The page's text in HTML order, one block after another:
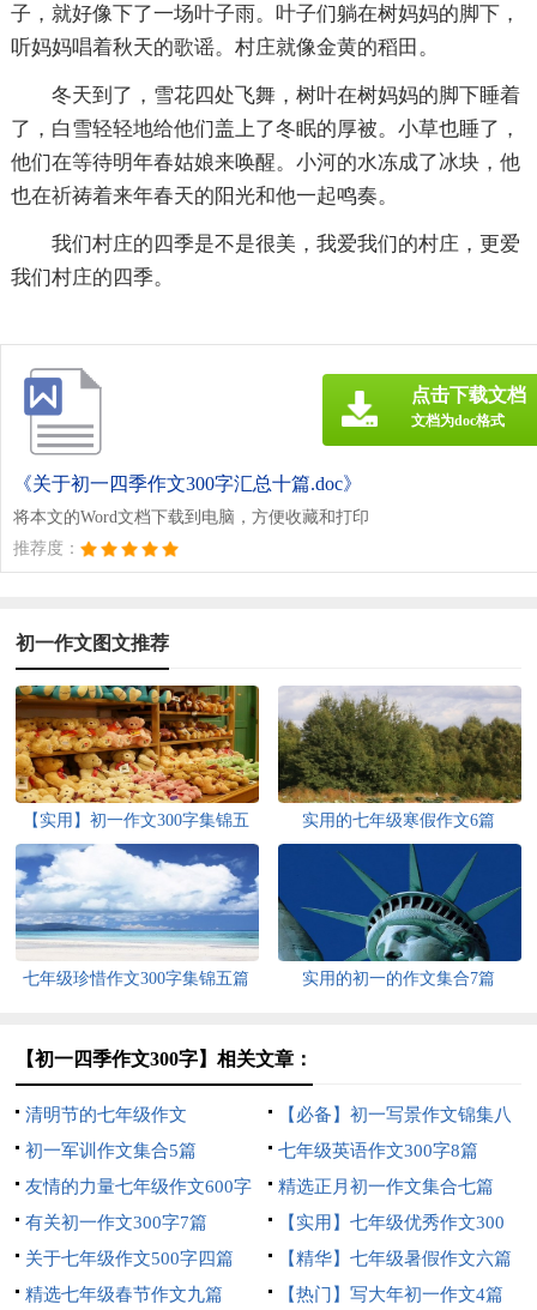
子，就好像下了一场叶子雨。叶子们躺在树妈妈的脚下，
听妈妈唱着秋天的歌谣。村庄就像金黄的稻田。
冬天到了，雪花四处飞舞，树叶在树妈妈的脚下睡着
了，白雪轻轻地给他们盖上了冬眠的厚被。小草也睡了，
他们在等待明年春姑娘来唤醒。小河的水冻成了冰块，他
也在祈祷着来年春天的阳光和他一起鸣奏。
我们村庄的四季是不是很美，我爱我们的村庄，更爱
我们村庄的四季。
《关于初一四季作文300字汇总十篇.doc》
将本文的Word文档下载到电脑，方便收藏和打印
推荐度：
点击下载文档
文档为doc格式
初一作文图文推荐
【实用】初一作文300字集锦五
篇
实用的七年级寒假作文6篇
七年级珍惜作文300字集锦五篇 实用的初一的作文集合7篇
【初一四季作文300字】相关文章：
清明节的七年级作文
【必备】初一写景作文锦集八
篇
初一军训作文集合5篇
七年级英语作文300字8篇
友情的力量七年级作文600字
精选正月初一作文集合七篇
有关初一作文300字7篇
【实用】七年级优秀作文300
字集锦6篇
关于七年级作文500字四篇
【精华】七年级暑假作文六篇
精选七年级春节作文九篇
【热门】写大年初一作文4篇